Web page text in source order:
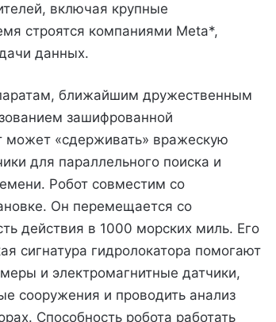
включая крупные
строятся компаниями Meta*,
данных.
ближайшим дружественным
зашифрованной
может «сдерживать» вражескую
для параллельного поиска и
Робот совместим со
Он перемещается со
действия в 1000 морских миль. Его
сигнатура гидролокатора помогают
и электромагнитные датчики,
сооружения и проводить анализ
Способность робота работать